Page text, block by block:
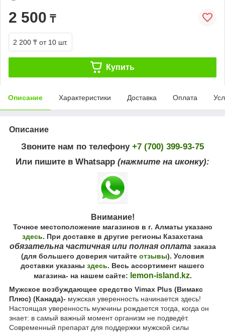
2 500 ₸
2 200 ₸ от 10 шт.
Купить
Описание Характеристики Доставка Оплата
Описание
Звоните нам по телефону +7 (700) 399-93-75
Или пишите в Whatsapp (нажмите на иконку):
Внимание!
Точное местоположение магазинов в г. Алматы указано
здесь. При доставке в другие регионы Казахстана
обязательна частичная или полная оплатазаказа
(для большего доверия читайте отзывы). Условия
доставки указаны здесь. Весь ассортимент нашего
магазина- на нашем сайте: lemon-island.kz.
Мужское возбуждающее средство Vimax Plus (Вимакс
Плюс) (Канада)- мужская уверенность начинается здесь!
Настоящая уверенность мужчины рождается тогда, когда он
знает: в самый важный момент организм не подведёт.
Современный препарат для поддержки мужской силы